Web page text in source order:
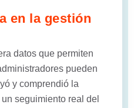
en la gestión
datos que permiten
pueden
y comprendió la
seguimiento real del